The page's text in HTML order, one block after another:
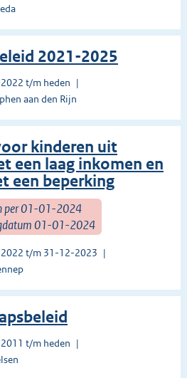
2021-2025
t/m heden
aan den Rijn
kinderen uit
een laag inkomen en
een beperking
per 01-01-2024
01-01-2024
t/m 31-12-2023
t/m heden